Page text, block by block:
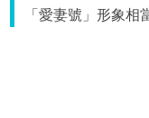
「愛妻號」形象相